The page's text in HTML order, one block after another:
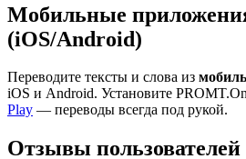
Мобильные
(iOS/Android)
Переводите тексты и слова из
iOS и Android. Установите
Play — переводы всегда под рукой.
Отзывы пользователей